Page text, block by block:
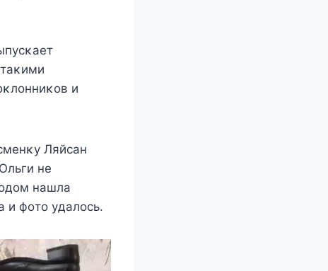
и
Ляйсан
нe
нашла
и фoтo yдалoсь.